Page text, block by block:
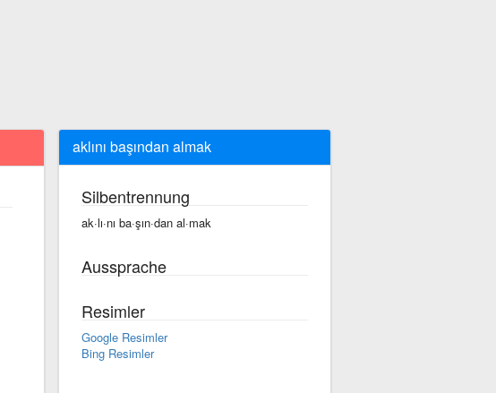
aklını başından almak
Silbentrennung
ak·lı·nı ba·şın·dan al·mak
Aussprache
Resimler
Google Resimler
Bing Resimler